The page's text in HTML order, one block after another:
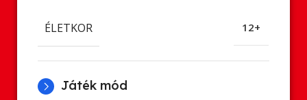
ÉLETKOR 12+
Játék mód